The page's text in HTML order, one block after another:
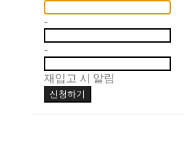
-
-
재입고 시 알림
신청하기